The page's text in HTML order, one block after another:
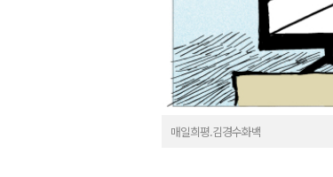
매일희평.김경수화백